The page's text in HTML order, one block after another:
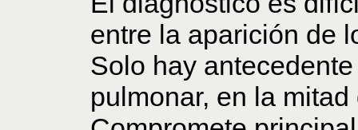
entre la aparición de
Solo hay
pulmonar, en la